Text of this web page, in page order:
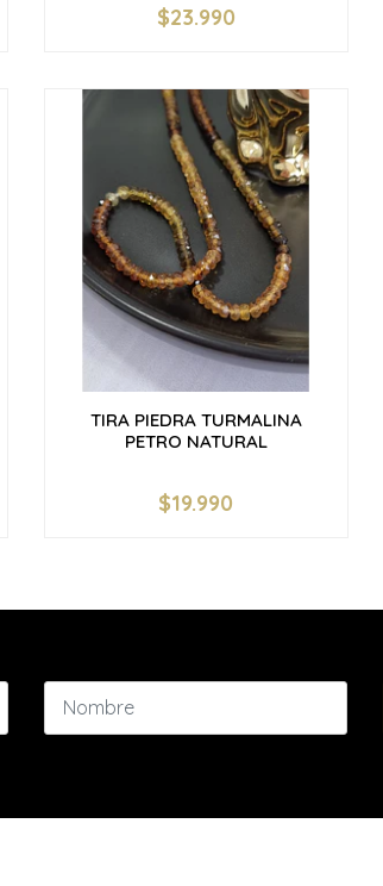
+
$23.990
TIRA PIEDRA TURMALINA
PETRO NATURAL
+
$19.990